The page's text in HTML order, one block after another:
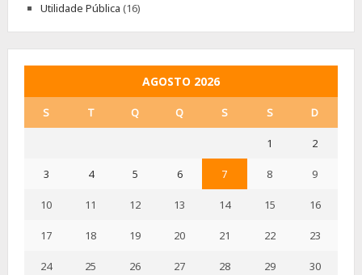
Utilidade Pública (16)
AGOSTO 2026
S T Q Q S S D
1 2
3 4 5 6 7 8 9
10 11 12 13 14 15 16
17 18 19 20 21 22 23
24 25 26 27 28 29 30